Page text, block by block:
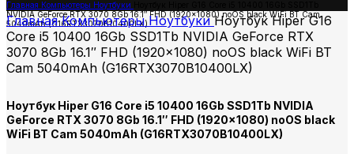
Главная Компьютеры Ноутбуки
NVIDIA GeForce RTX 3070 8Gb 16.1″ FHD (1920×1080) noOS black WiFi BT Cam
5040mAh (G16RTX3070B10400LX)
ГлавнаяКомпьютерыНоутбукиНоутбук Hiper G16
Core i5 10400 16Gb SSD1Tb NVIDIA GeForce RTX
3070 8Gb 16.1″ FHD (1920×1080) noOS black WiFi BT
Cam 5040mAh (G16RTX3070B10400LX)
Ноутбук Hiper G16 Core i5 10400 16Gb SSD1Tb NVIDIA
GeForce RTX 3070 8Gb 16.1″ FHD (1920×1080) noOS black
WiFi BT Cam 5040mAh (G16RTX3070B10400LX)